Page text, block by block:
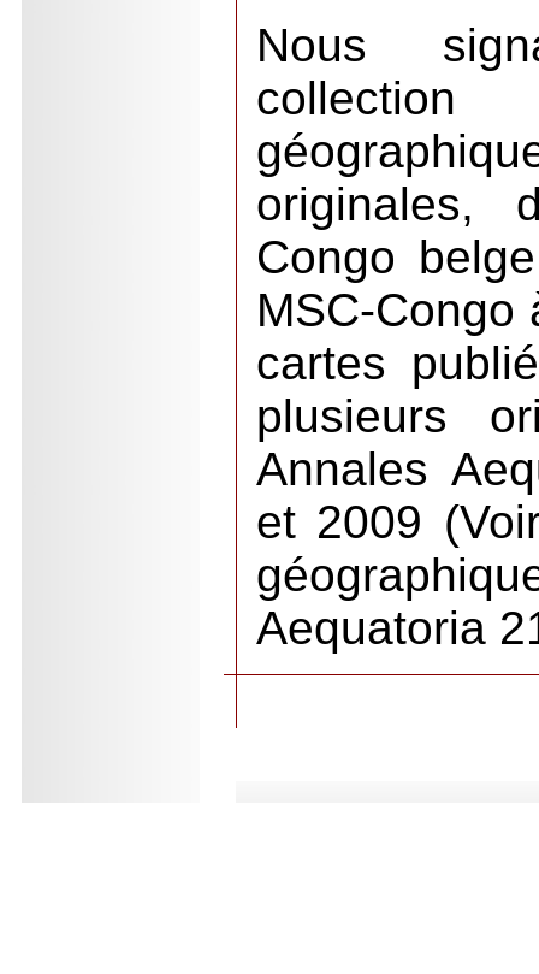
Nous
originales,
Congo
MSC-Congo
cartes
plusieurs
Annales
et 2009
Aequatoria